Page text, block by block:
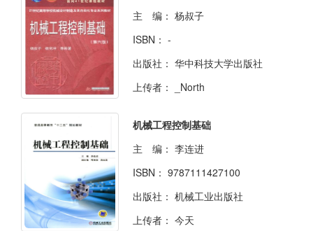
主 编： 杨叔子
ISBN： -
出版社： 华中科技大学出版社
上传者：
_North
机械工程控制基础
主 编： 李连进
ISBN： 9787111427100
出版社： 机械工业出版社
上传者： 今天